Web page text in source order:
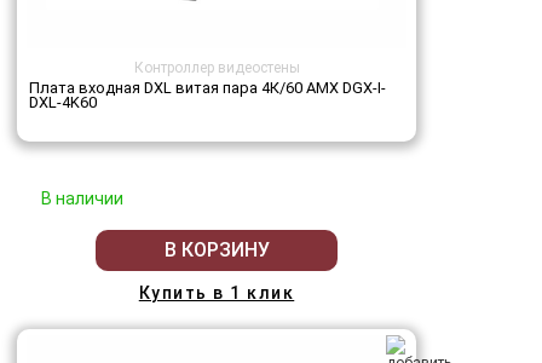
Контроллер видеостены
Плата входная DXL витая пара 4К/60 AMX DGX-I-
DXL-4K60
В наличии
В КОРЗИНУ
Купить в 1 клик